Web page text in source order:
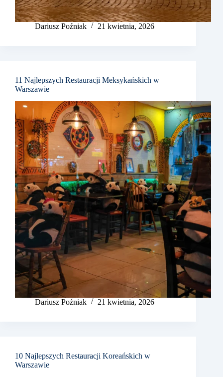
Dariusz Poźniak 21 kwietnia, 2026
11 Najlepszych Restauracji Meksykańskich w
Warszawie
Dariusz Poźniak 21 kwietnia, 2026
10 Najlepszych Restauracji Koreańskich w
Warszawie